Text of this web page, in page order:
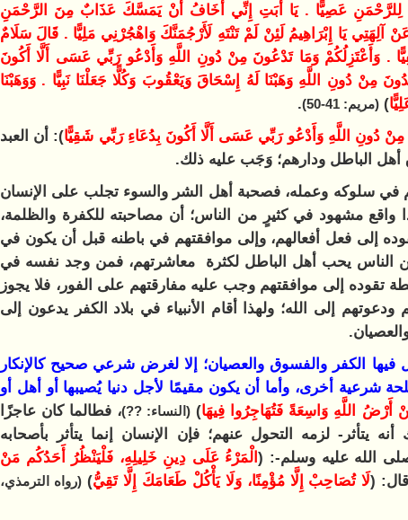
لِلرَّحْمَنِ عَصِيًّا . يَا أَبَتِ إِنِّي أَخَافُ أَنْ يَمَسَّكَ عَذَابٌ مِنَ الرَّحْمَنِ
يَا إِبْرَاهِيمُ لَئِنْ لَمْ تَنْتَهِ لَأَرْجُمَنَّكَ وَاهْجُرْنِي مَلِيًّا . قَالَ سَلَامٌ
. وَأَعْتَزِلُكُمْ وَمَا تَدْعُونَ مِنْ دُونِ اللَّهِ وَأَدْعُو رَبِّي عَسَى أَلَّا أَكُونَ
مِنْ دُونِ اللَّهِ وَهَبْنَا لَهُ إِسْحَاقَ وَيَعْقُوبَ وَكُلًّا جَعَلْنَا نَبِيًّا . وَوَهَبْنَا
) (مريم: 41-50)
.
مِنْ دُونِ اللَّهِ وَأَدْعُو رَبِّي عَسَى أَلَّا أَكُونَ بِدُعَاءِ رَبِّي شَقِيًّا): أن العبد
أهل الباطل ودارهم؛ وَجَب عليه ذلك.
في سلوكه وعمله، فصحبة أهل الشر والسوء تجلب على الإنسان
واقع مشهود في كثيرٍ من الناس؛ أن مصاحبته للكفرة والظلمة،
إلى فعل أفعالهم، وإلى موافقتهم في باطنه قبل أن يكون في
من الناس يحب أهل الباطل لكثرة معاشرتهم، فمن وجد نفسه في
تقوده إلى موافقتهم وجب عليه مفارقتهم على الفور، فلا يجوز
إلى الله؛ ولهذا أقام الأنبياء في بلاد الكفر يدعون إلى
الكفر والفسوق والعصيان؛ إلا لغرض شرعي صحيح كالإنكار
شرعية أخرى، وأما أن يكون مقيمًا لأجل دنيا يُصيبها أو أهل أو
أَرْضُ اللَّهِ وَاسِعَةً فَتُهَاجِرُوا فِيهَا) (النساء: ??)، فطالما كان عاجزًا
يتأثر- لزمه التحول عنهم؛ فإن الإنسان إنما يتأثر بأصحابه
صلى الله عليه وسلم-: (الْمَرْءُ عَلَى دِينِ خَلِيلِهِ، فَلْيَنْظُرُ أَحَدُكُم مَنْ
(لَا تُصَاحِبْ إِلَّا مُؤْمِنًا، وَلَا يَأْكُلْ طَعَامَكَ إِلَّا تَقِيُّ)(رواه الترمذي،